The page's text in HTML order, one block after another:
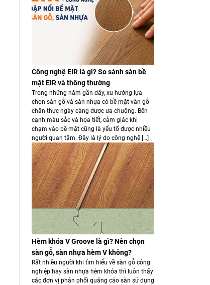
Công nghệ EIR là gì? So sánh sàn bề
mặt EIR và thông thường
Trong những năm gần đây, xu hướng lựa
chọn sàn gỗ và sàn nhựa có bề mặt vân gỗ
chân thực ngày càng được ưa chuộng. Bên
cạnh màu sắc và họa tiết, cảm giác khi
chạm vào bề mặt cũng là yếu tố được nhiều
người quan tâm. Đây là lý do công nghệ […]
Hèm khóa V Groove là gì? Nên chọn
sàn gỗ, sàn nhựa hèm V không?
Rất nhiều người khi tìm hiểu về sàn gỗ công
nghiệp hay sàn nhựa hèm khóa thì luôn thấy
các đơn vị phân phối quảng cáo sàn sử dụng